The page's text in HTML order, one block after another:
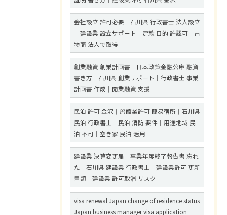
会社設立 許可必要｜石川県 行政書士 法人設立
｜建設業 設立サポート｜定款 目的 許認可｜古
物商 法人で取得
創業融資 創業計画書｜日本政策金融公庫 融資
書き方｜石川県 創業サポート｜行政書士 事業
計画書 作成｜開業融資 支援
民泊 許可 金沢｜旅館業許可 簡易宿所｜石川県
民泊 行政書士｜民泊 消防 要件｜用途地域 民
泊 不可｜空き家 民泊 活用
建設業 決算変更届｜事業年度終了報告書 忘れ
た｜石川県 建設業 行政書士｜建設業許可 更新
書類｜建設業 許可取消 リスク
visa renewal Japan change of residence status
Japan business manager visa application